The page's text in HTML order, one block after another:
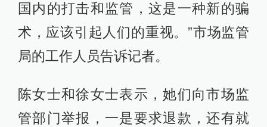
国内的打击和监管，这是一种新的骗
术，应该引起人们的重视。”市场监管
局的工作人员告诉记者。
陈女士和徐女士表示，她们向市场监
管部门举报，一是要求退款，还有就